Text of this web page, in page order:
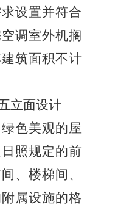
设置并符合
调室外机搁
筑面积不计
立面设计
色美观的屋
照规定的前
、楼梯间、
属设施的格